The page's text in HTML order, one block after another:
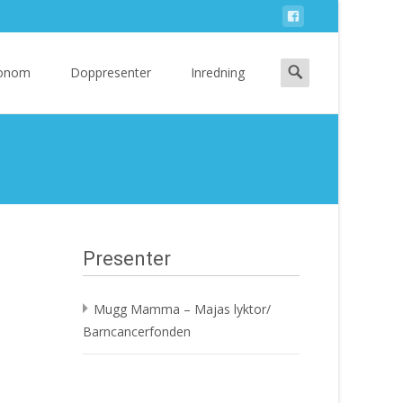
Doppresenter Inredning
Search
for:
Presenter
Mugg Mamma – Majas lyktor/
Barncancerfonden